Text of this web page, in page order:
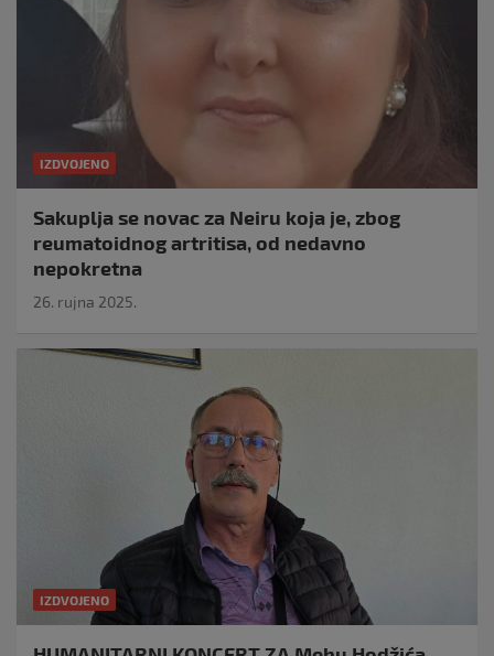
IZDVOJENO
Sakuplja se novac za Neiru koja je, zbog
reumatoidnog artritisa, od nedavno
nepokretna
26. rujna 2025.
IZDVOJENO